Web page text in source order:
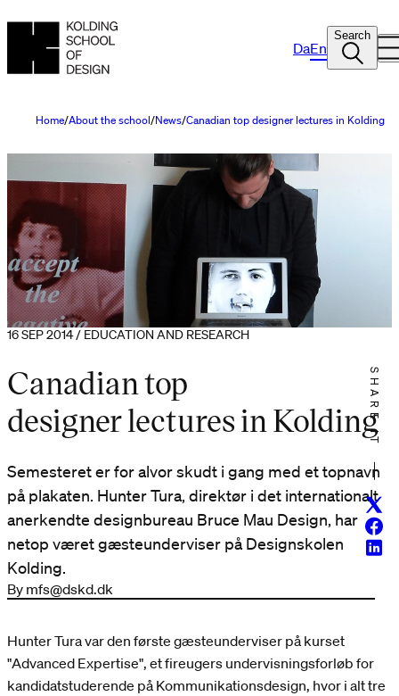
DaEn
Search
Home About the school News Canadian top designer lectures in Kolding
16 SEP 2014 / EDUCATION AND RESEARCH
Canadian top
designer lectures in Kolding
Semesteret er for alvor skudt i gang med et topnavn
på plakaten. Hunter Tura, direktør i det internationalt
anerkendte designbureau Bruce Mau Design, har
netop været gæsteunderviser på Designskolen
Kolding.
By mfs@dskd.dk
SHARE IT
Hunter Tura var den første gæsteunderviser på kurset
"Advanced Expertise", et fireugers undervisningsforløb for
kandidatstuderende på Kommunikationsdesign, hvor i alt tre